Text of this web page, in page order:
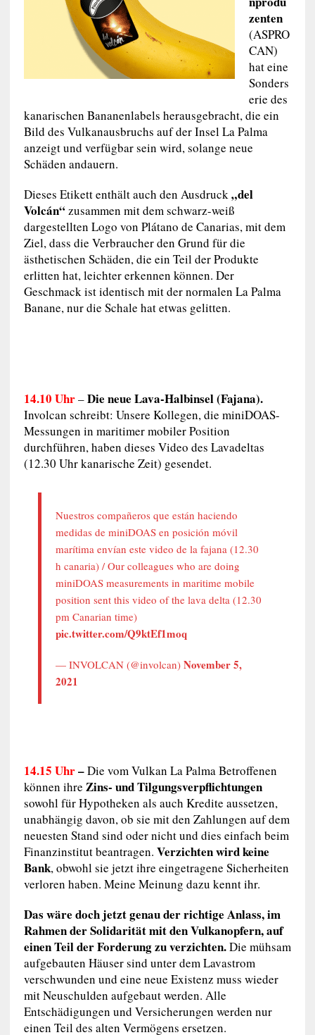
zenten
(ASPRO
CAN)
hat eine
Sonders
erie des
kanarischen Bananenlabels herausgebracht, die ein
Bild des Vulkanausbruchs auf der Insel La Palma
anzeigt und verfügbar sein wird, solange neue
Schäden andauern.
Dieses Etikett enthält auch den Ausdruck„del
Volcán“zusammen mit dem schwarz-weiß
dargestellten Logo von Plátano de Canarias, mit dem
Ziel, dass die Verbraucher den Grund für die
ästhetischen Schäden, die ein Teil der Produkte
erlitten hat, leichter erkennen können. Der
Geschmack ist identisch mit der normalen La Palma
Banane, nur die Schale hat etwas gelitten.
14.10 Uhr–Die neue Lava-Halbinsel (Fajana).
Involcan schreibt: Unsere Kollegen, die miniDOAS-
Messungen in maritimer mobiler Position
durchführen, haben dieses Video des Lavadeltas
(12.30 Uhr kanarische Zeit) gesendet.
Nuestros compañeros que están haciendo
medidas de miniDOAS en posición móvil
marítima envían este video de la fajana (12.30
h canaria) / Our colleagues who are doing
miniDOAS measurements in maritime mobile
position sent this video of the lava delta (12.30
pm Canarian time)
pic.twitter.com/Q9ktEf1moq
— INVOLCAN (@involcan) November 5,
2021
14.15 Uhr–Die vom Vulkan La Palma Betroffenen
können ihre Zins- und Tilgungsverpflichtungen
sowohl für Hypotheken als auch Kredite aussetzen,
unabhängig davon, ob sie mit den Zahlungen auf dem
neuesten Stand sind oder nicht und dies einfach beim
Finanzinstitut beantragen. Verzichten wird keine
Bank, obwohl sie jetzt ihre eingetragene Sicherheiten
verloren haben. Meine Meinung dazu kennt ihr.
Das wäre doch jetzt genau der richtige Anlass, im
Rahmen der Solidarität mit den Vulkanopfern, auf
einen Teil der Forderung zu verzichten.Die mühsam
aufgebauten Häuser sind unter dem Lavastrom
verschwunden und eine neue Existenz muss wieder
mit Neuschulden aufgebaut werden. Alle
Entschädigungen und Versicherungen werden nur
einen Teil des alten Vermögens ersetzen.